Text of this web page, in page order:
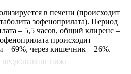
в печени (происходит
зофеноприлата). Период
– 5,5 часов, общий клиренс –
происходит
69%, через кишечник – 26%.